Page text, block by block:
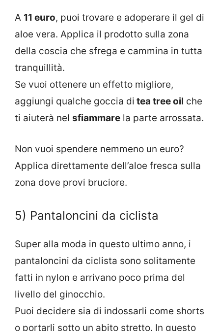
A 11 euro, puoi trovare e adoperare il gel di
aloe vera. Applica il prodotto sulla zona
della coscia che sfrega e cammina in tutta
tranquillità.
Se vuoi ottenere un effetto migliore,
aggiungi qualche goccia di tea tree oil che
ti aiuterà nel sfiammare la parte arrossata.
Non vuoi spendere nemmeno un euro?
Applica direttamente dell’aloe fresca sulla
zona dove provi bruciore.
5) Pantaloncini da ciclista
Super alla moda in questo ultimo anno, i
pantaloncini da ciclista sono solitamente
fatti in nylon e arrivano poco prima del
livello del ginocchio.
Puoi decidere sia di indossarli come shorts
o portarli sotto un abito stretto. In questo